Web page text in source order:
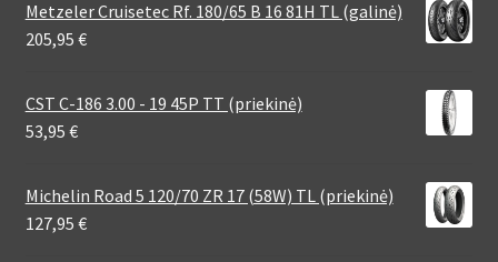
Metzeler Cruisetec Rf. 180/65 B 16 81H TL (galinė)
205,95 €
CST C-186 3.00 - 19 45P TT (priekinė)
53,95 €
Michelin Road 5 120/70 ZR 17 (58W) TL (priekinė)
127,95 €